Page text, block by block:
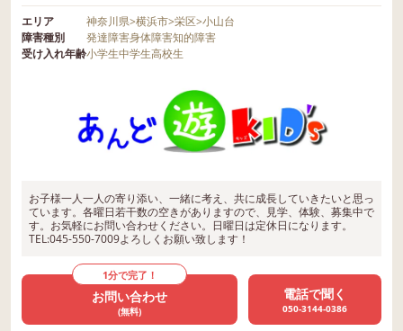
エリア 神奈川県>横浜市>栄区>小山台
障害種別
発達障害身体障害知的障害
受け入れ年齢小学生中学生高校生
お子様一人一人の寄り添い、一緒に考え、共に成長していきたいと思っ
ています。各曜日若干数の空きがありますので、見学、体験、募集中で
す。お気軽にお問い合わせください。日曜日は定休日になります。
TEL:045-550-7009よろしくお願い致します！
1分で完了！
お問い合わせ
(無料)
電話で聞く
050-3144-0386